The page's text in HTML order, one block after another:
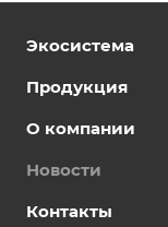
Экосистема
Продукция
О компании
Новости
Контакты